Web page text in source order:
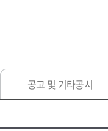
공고 및 기타공시